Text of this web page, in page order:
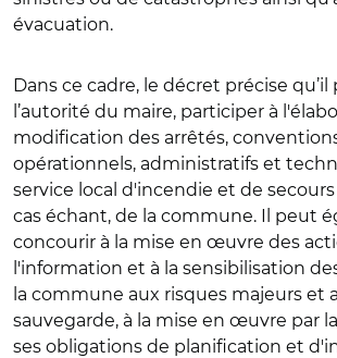
évacuation.
Dans ce cadre, le décret précise qu’il
l’autorité du maire, participer à
modification des arrêtés,
opérationnels, administratifs et
service local d'incendie et de
cas échant, de la commune. Il peut
concourir à la mise en œuvre des
l'information et à la sensibilisation
la commune aux risques majeurs et
sauvegarde, à la mise en œuvre par
ses obligations de planification et